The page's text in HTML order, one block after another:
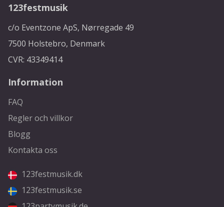
123festmusik
c/o Eventzone ApS, Nørregade 49
7500 Holstebro, Denmark
CVR: 43349414
Information
FAQ
Regler och villkor
Blogg
Kontakta oss
123festmusik.dk
123festmusik.se